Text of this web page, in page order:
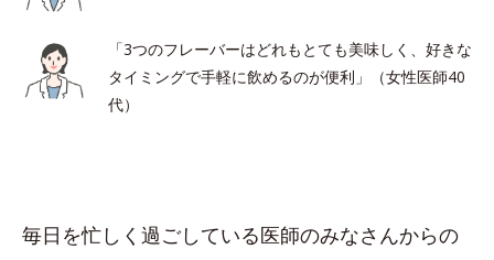
「3つのフレーバーはどれもとても美味しく、好きな
タイミングで手軽に飲めるのが便利」（女性医師40
代）
毎日を忙しく過ごしている医師のみなさんからの